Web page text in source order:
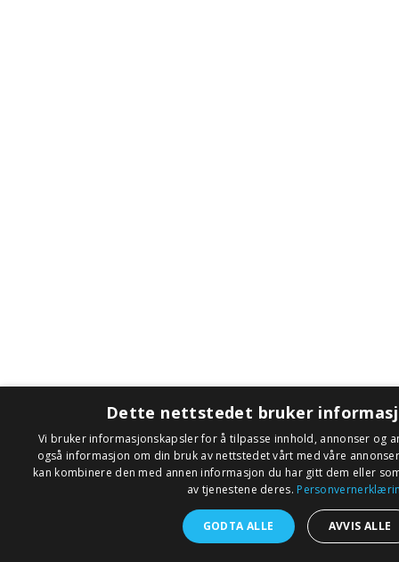
Dette nettstedet bruker
Vi bruker informasjonskapsler for å tilpasse innhold, annonser og
også informasjon om din bruk av nettstedet vårt med våre
kan kombinere den med annen informasjon du har gitt dem eller
av tjenestene deres.
GODTA ALLE AVVIS ALLE